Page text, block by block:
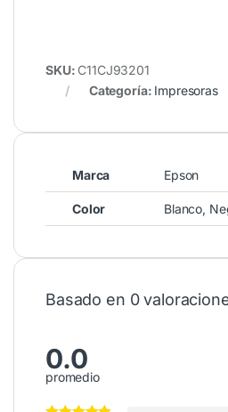
SKU: C11CJ93201
Categoría: Impresoras
Marca Epson
Color Blanco,
Basado en 0
0.0
promedio